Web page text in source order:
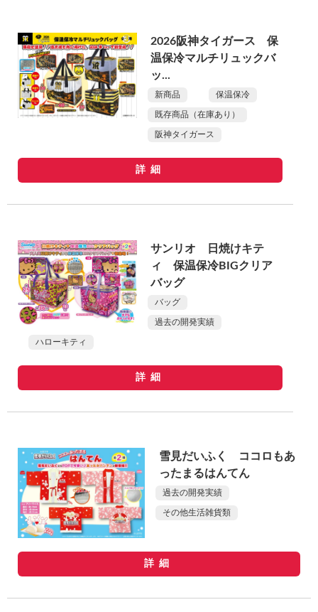
2026阪神タイガース 保
温保冷マルチリュックバ
ッ...
新商品 保温保冷
既存商品（在庫あり）
阪神タイガース
詳細
サンリオ 日焼けキテ
ィ 保温保冷BIGクリア
バッグ
バッグ
過去の開発実績
ハローキティ
詳細
雪見だいふく ココロもあ
ったまるはんてん
過去の開発実績
その他生活雑貨類
詳細